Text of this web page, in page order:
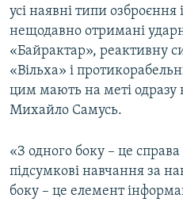
усі наявні типи озброєння
нещодавно отримані
«Байрактар», реактивну
«Вільха» і
цим мають на меті одразу
Михайло Самусь.
«З одного боку – це
підсумкові навчання за
боку – це елемент